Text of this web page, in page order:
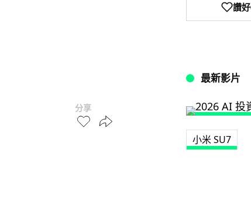
分享
讚好
最新影片
小米 SU7